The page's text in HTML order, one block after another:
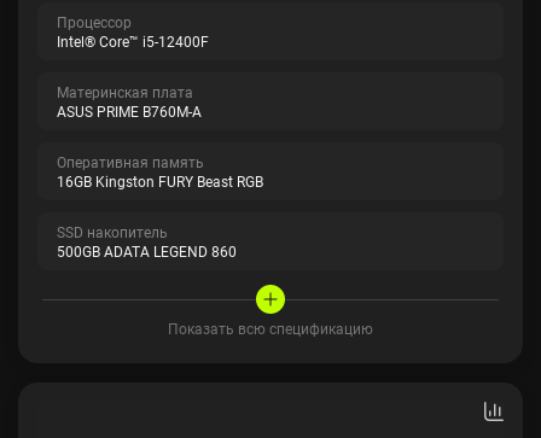
Процессор
Intel® Core™ i5-12400F
Материнская плата
ASUS PRIME B760M-A
Оперативная память
16GB Kingston FURY Beast RGB
SSD накопитель
500GB ADATA LEGEND 860
Показать всю спецификацию